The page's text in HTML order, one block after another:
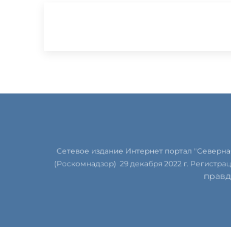
Сетевое издание Интернет портал
(Роскомнадзор) 29 декабря 2022 г.